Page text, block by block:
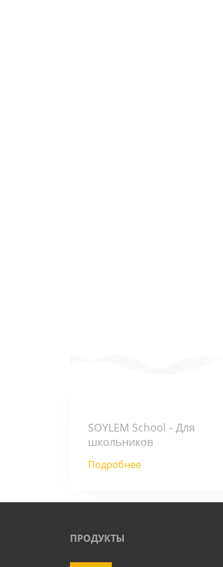
SOYLEM School - Для
школьников
Подробнее
ПРОДУКТЫ